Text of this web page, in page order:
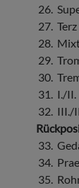
26.
27. Terz
28.
29.
30.
31. I./II.
32. III./
33.
34.
35.